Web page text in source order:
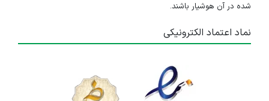
آذربایجان شرقی
شده در آن هوشیار باشند.
نماد اعتماد الکترونیکی